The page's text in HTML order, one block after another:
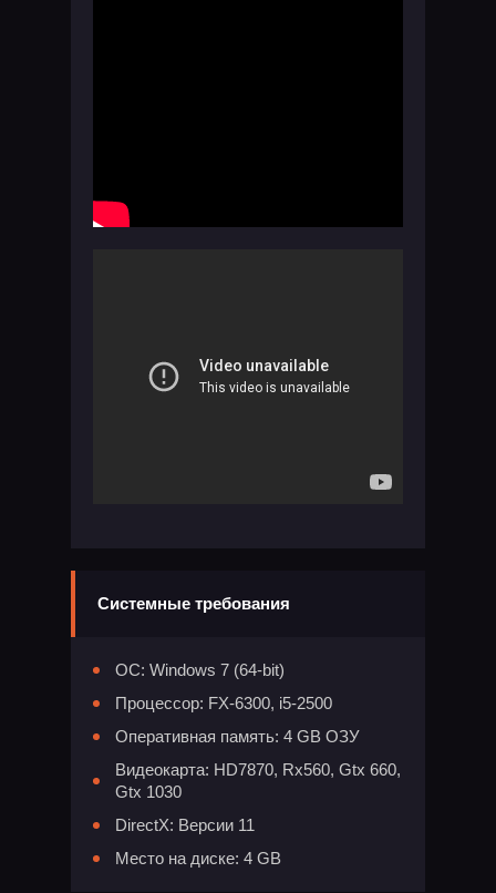
Системные требования
ОС: Windows 7 (64-bit)
Процессор: FX-6300, i5-2500
Оперативная память: 4 GB ОЗУ
Видеокарта: HD7870, Rx560, Gtx 660,
Gtx 1030
DirectX: Версии 11
Место на диске: 4 GB